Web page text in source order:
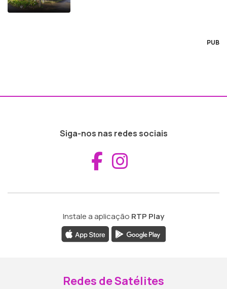
PUB
Siga-nos nas redes sociais
Aceder ao
Instale a aplicação RTP Play
Redes de Satélites